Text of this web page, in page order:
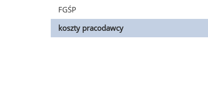
FGŚP
koszty pracodawcy